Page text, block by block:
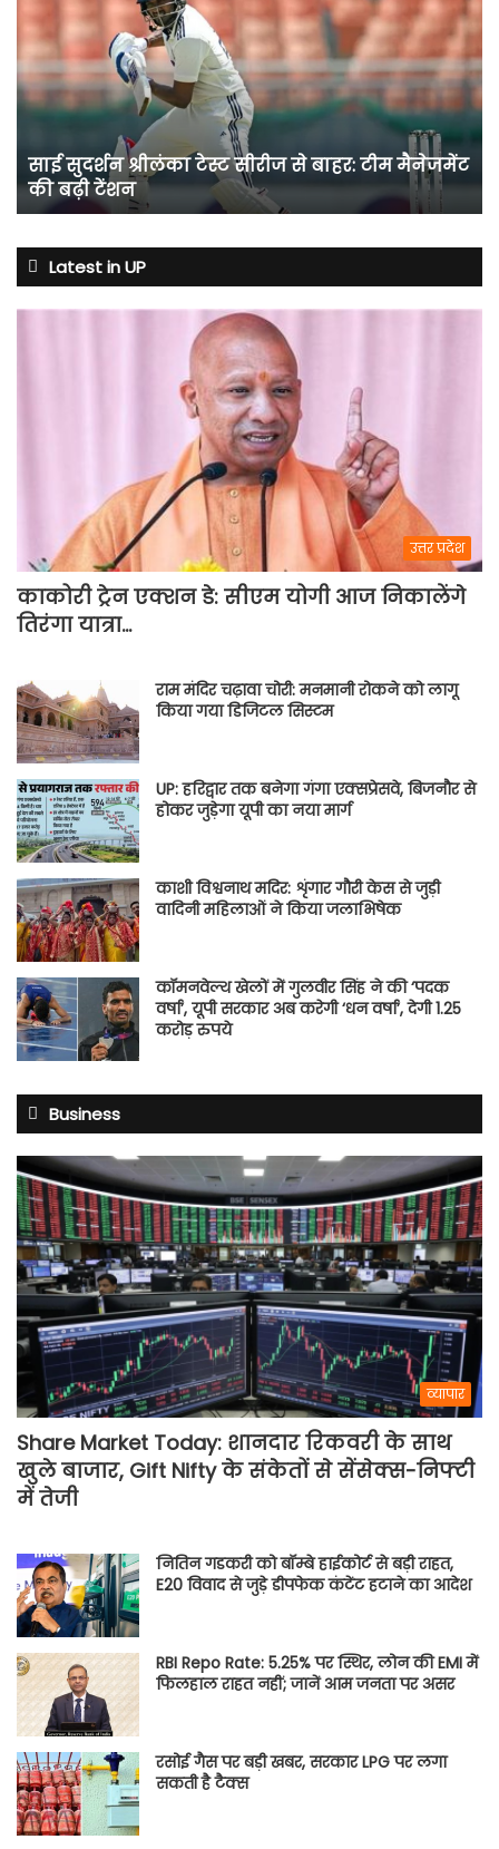
श्रीलंका
टेस्ट
सीरीज
से
मैनेजमेंट
की
बढ़ी
साई सुदर्शन श्रीलंका टेस्ट सीरीज से बाहर: टीम मैनेजमेंट
की बढ़ी टेंशन
Latest in UP
उत्तर प्रदेश
काकोरी ट्रेन एक्शन डे: सीएम योगी आज निकालेंगे
तिरंगा यात्रा…
राम मंदिर चढ़ावा चोरी: मनमानी रोकने को लागू
किया गया डिजिटल सिस्टम
UP: हरिद्वार तक बनेगा गंगा एक्सप्रेसवे, बिजनौर से
होकर जुड़ेगा यूपी का नया मार्ग
काशी विश्वनाथ मदिर: शृंगार गौरी केस से जुड़ी
वादिनी महिलाओं ने किया जलाभिषेक
कॉमनवेल्थ खेलों में गुलवीर सिंह ने की ‘पदक
वर्षा’, यूपी सरकार अब करेगी ‘धन वर्षा’, देगी 1.25
करोड़ रुपये
Business
व्यापार
Share Market Today: शानदार रिकवरी के साथ
खुले बाजार, Gift Nifty के संकेतों से सेंसेक्स-निफ्टी
में तेजी
नितिन गडकरी को बॉम्बे हाईकोर्ट से बड़ी राहत,
E20 विवाद से जुड़े डीपफेक कंटेंट हटाने का आदेश
RBI Repo Rate: 5.25% पर स्थिर, लोन की EMI में
फिलहाल राहत नहीं; जानें आम जनता पर असर
रसोई गैस पर बड़ी खबर, सरकार LPG पर लगा
सकती है टैक्स